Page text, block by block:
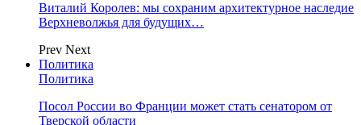
Виталий Королев: мы сохраним архитектурное наследие
Верхневолжья для будущих…
Prev Next
Политика
Политика
Посол России во Франции может стать сенатором от
Тверской области